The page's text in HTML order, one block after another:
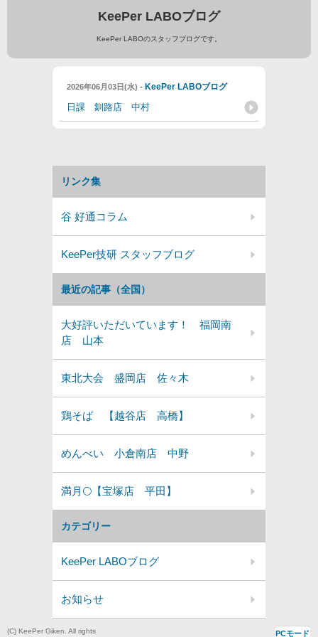
KeePer LABOブログ
KeePer LABOのスタッフブログです。
2026年06月03日(水) - KeePer LABOブログ
日課 釧路店 中村
カテゴリー
KeePer LABOブログ
お知らせ
最近の記事（全国）
大好評いただいています！ 福岡南
店 山本
東北大会 盛岡店 佐々木
鶏そば 【越谷店 高橋】
めんべい 小倉南店 中野
満月🌕️【宝塚店 平田】
リンク集
谷 好通コラム
KeePer技研 スタッフブログ
(C) KeePer Giken. All rights PCモード